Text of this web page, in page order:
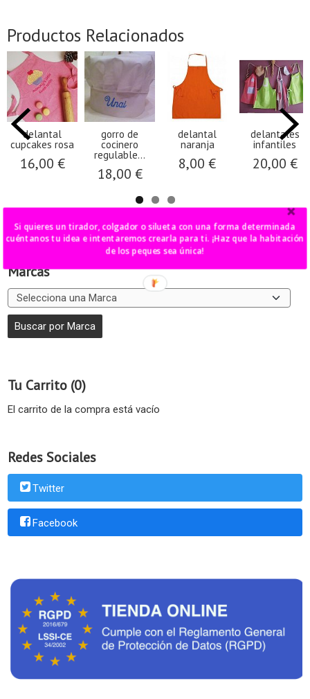
Marcas
Tu Carrito (0)
El carrito de la compra está vacío
Redes Sociales
Twitter
Facebook
Productos Relacionados
delantal
cupcakes rosa
16,00 €
gorro de
cocinero
regulable...
18,00 €
delantal
naranja
8,00 €
delantales
infantiles
20,00 €
Si quieres un tirador, colgador o silueta con una forma determinada
cuéntanos tu idea e intentaremos crearla para ti. ¡Haz que la habitación
de los peques sea única!